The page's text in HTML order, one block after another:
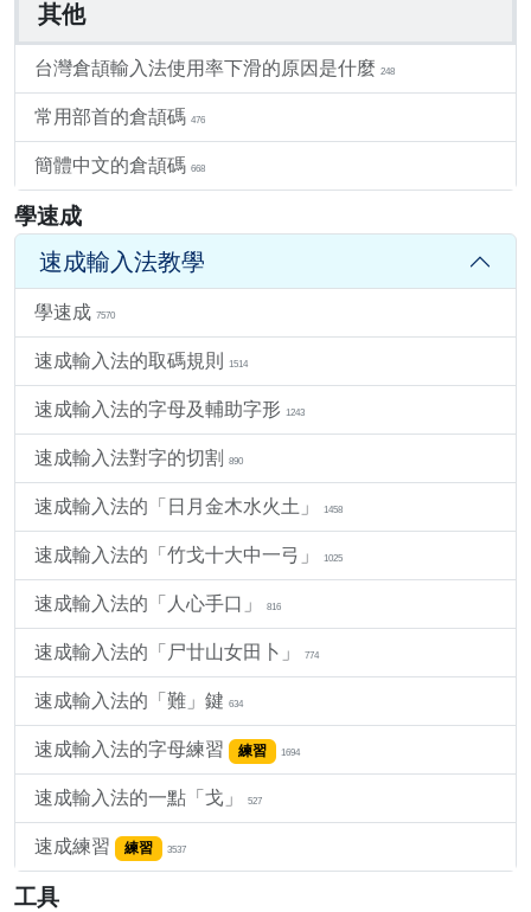
其他
台灣倉頡輸入法使用率下滑的原因是什麼 248
常用部首的倉頡碼 476
簡體中文的倉頡碼 668
學速成
速成輸入法教學
學速成 7570
速成輸入法的取碼規則 1514
速成輸入法的字母及輔助字形 1243
速成輸入法對字的切割 890
速成輸入法的「日月金木水火土」 1458
速成輸入法的「竹戈十大中一弓」 1025
速成輸入法的「人心手口」 816
速成輸入法的「尸廿山女田卜」 774
速成輸入法的「難」鍵 634
速成輸入法的字母練習 練習 1694
速成輸入法的一點「戈」 527
速成練習 練習 3537
工具